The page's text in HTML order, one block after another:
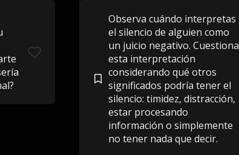
Observa cuándo interpretas
el silencio de alguien como
un juicio negativo. Cuestiona
esta interpretación
considerando qué otros
significados podría tener el
silencio: timidez, distracción,
estar procesando
información o simplemente
no tener nada que decir.